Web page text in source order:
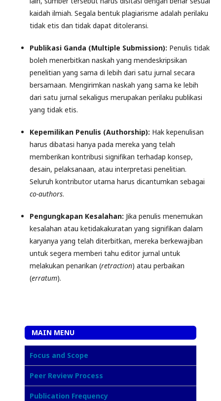
kaidah ilmiah. Segala bentuk plagiarisme adalah perilaku
tidak etis dan tidak dapat ditoleransi.
Publikasi Ganda (Multiple Submission): Penulis tidak
boleh menerbitkan naskah yang mendeskripsikan
penelitian yang sama di lebih dari satu jurnal secara
bersamaan. Mengirimkan naskah yang sama ke lebih
dari satu jurnal sekaligus merupakan perilaku publikasi
yang tidak etis.
Kepemilikan Penulis (Authorship): Hak kepenulisan
harus dibatasi hanya pada mereka yang telah
memberikan kontribusi signifikan terhadap konsep,
desain, pelaksanaan, atau interpretasi penelitian.
Seluruh kontributor utama harus dicantumkan sebagai
co-authors.
Pengungkapan Kesalahan: Jika penulis menemukan
kesalahan atau ketidakakuratan yang signifikan dalam
karyanya yang telah diterbitkan, mereka berkewajiban
untuk segera memberi tahu editor jurnal untuk
melakukan penarikan (retraction) atau perbaikan
(erratum).
MAIN MENU
Focus and Scope
Peer Review Process
Publication Frequency